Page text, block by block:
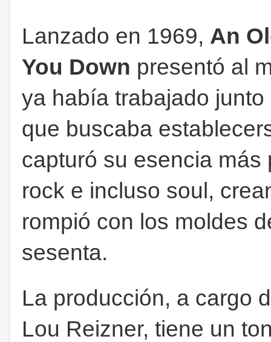
Lanzado en 1969, An
You Down presentó al
ya había trabajado
que buscaba
capturó su esencia
rock e incluso soul,
rompió con los moldes
sesenta.
La producción, a cargo
Lou Reizner, tiene un